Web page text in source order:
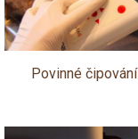
Povinné